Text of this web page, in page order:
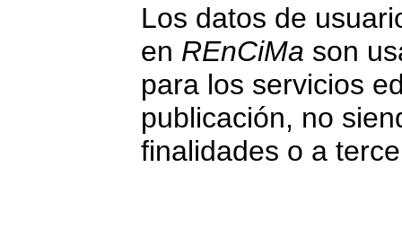
Los datos de
en REnCiMa son
para los servicios
publicación, no
finalidades o a